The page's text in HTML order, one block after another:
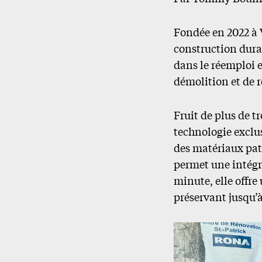
Fondée en 2022
construction
dans le réemploi
démolition et de
Fruit de plus de
technologie
des matériaux
permet une
minute, elle offre
préservant